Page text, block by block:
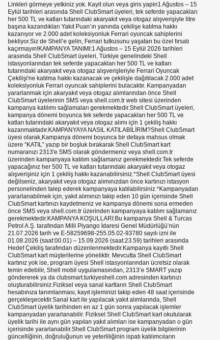
Linkleri görmeye yetkiniz yok. Kayit olun veya giris yapin1 Ağustos – 15
Eylül tarihleri arasında Shell ClubSmart üyeleri, tek seferde yapacakları
her 500 TL ve katları tutarındaki akaryakıt veya otogaz alışverişiyle litre
başına kazandıkları Yakıt Puan’ın yanında çekilişe katılma hakkı
kazanıyor ve 2.000 adet koleksiyonluk Ferrari oyuncak sahiplerini
bekliyor.Siz de Shell’e gelin, Ferrari tutkusunu yaşatan bu özel fırsatı
kaçırmayın!KAMPANYA TANIMI:1 Ağustos – 15 Eylül 2026 tarihleri
arasında Shell ClubSmart üyeleri, Türkiye genelindeki Shell
istasyonlarından tek seferde yapacakları her 500 TL ve katları
tutarındaki akaryakıt veya otogaz alışverişleriyle Ferrari Oyuncak
Çekilişi'ne katılma hakkı kazanacak ve çekilişle dağıtılacak 2.000 adet
koleksiyonluk Ferrari oyuncak sahiplerini bulacaktır. Kampanyadan
yararlanmak için akaryakıt veya otogaz alımlarından önce Shell
ClubSmart üyelerinin SMS veya shell.com.tr web sitesi üzerinden
kampanya katılımı sağlamaları gerekmektedir.Shell ClubSmart üyeleri,
kampanya dönemi boyunca tek seferde yapacakları her 500 TL ve
katları tutarındaki akaryakıt veya otogaz alımı için 1 çekiliş hakkı
kazanmaktadır.KAMPANYAYA NASIL KATILABİLİRİM?Shell ClubSmart
üyesi olarak,Kampanya dönemi boyunca bir defaya mahsus olmak
üzere “KATIL” yazıp bir boşluk bırakarak Shell ClubSmart kart
numaranızı 2313'e SMS olarak göndermeniz veya shell.com.tr
üzerinden kampanyaya katılım sağlamanız gerekmektedir.Tek seferde
yapacağınız her 500 TL ve katları tutarındaki akaryakıt veya otogaz
alışverişiniz için 1 çekiliş hakkı kazanabilirsiniz.*Shell ClubSmart üyesi
değilseniz, akaryakıt veya otogaz alımınızdan önce kartınızı istasyon
personelinden talep ederek kampanyaya katılabilirsiniz.*Kampanyadan
yararlanabilmek için, yakıt alımınızı takip eden 10 gün içerisinde Shell
ClubSmart kartınızı kaydetmeniz ve kampanya dönemi sona ermeden
önce SMS veya shell.com.tr üzerinden kampanyaya katılım sağlamanız
gerekmektedir.KAMPANYA KOŞULLARI:Bu kampanya Shell & Turcas
Petrol A.Ş. tarafından Milli Piyango İdaresi Genel Müdürlüğü’nün
21.07.2026 tarih ve E-58259698-255.05.02-93780 sayılı izni ile
01.08.2026 (saat:00.01) – 15.09.2026 (saat:23.59) tarihleri arasında
Hedef Çekiliş tarafından düzenlenmektedir.Kampanya kayıtlı Shell
ClubSmart kart müşterilerine yöneliktir. Mevcutta Shell ClubSmart
kartınız yok ise, program üyesi Shell istasyonlarından ücretsiz olarak
temin edebilir, Shell mobil uygulamasından, 2313’e SMART yazıp
göndererek ya da clubsmart.turkiyeshell.com adresinden kartınızı
oluşturabilirsiniz.Fiziksel veya sanal kartların Shell ClubSmart
hesabınıza tanımlanması, kayıt işleminizi takip eden 48 saat içerisinde
gerçekleşecektir.Sanal kart ile yapılacak yakıt alımlarında, Shell
ClubSmart üyelik tarihinden en az 1 gün sonra yapılacak işlemler
kampanyadan yararlanabilir. Fiziksel Shell ClubSmart kart okutularak
üyelik tarihi ile aynı gün yapılan yakıt alımları ise kampanyadan o gün
içerisinde yararlanabilir.Shell ClubSmart program üyelik bilgilerinin
güncelliğinin, doğruluğunun ve yeterliliğinin ispatı katılımcıların